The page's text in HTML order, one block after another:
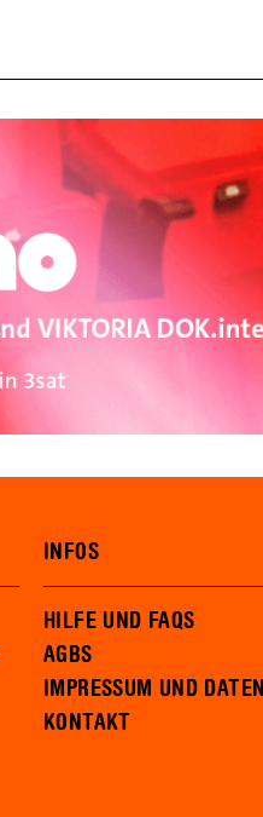
INFOS
HILFE UND FAQS
AGBS
IMPRESSUM UND
KONTAKT